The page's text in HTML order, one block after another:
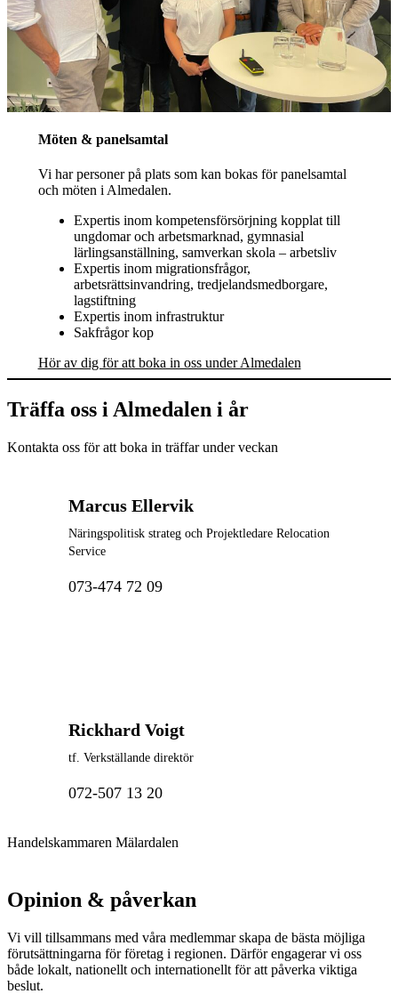
Möten & panelsamtal
Vi har personer på plats som kan bokas för panelsamtal
och möten i Almedalen.
Expertis inom kompetensförsörjning kopplat till
ungdomar och arbetsmarknad, gymnasial
lärlingsanställning, samverkan skola – arbetsliv
Expertis inom migrationsfrågor,
arbetsrättsinvandring, tredjelandsmedborgare,
lagstiftning
Expertis inom infrastruktur
Sakfrågor kop
Hör av dig för att boka in oss under Almedalen
Träffa oss i Almedalen i år
Kontakta oss för att boka in träffar under veckan
Marcus Ellervik
Näringspolitisk strateg och Projektledare Relocation
Service
073-474 72 09
Rickhard Voigt
tf. Verkställande direktör
072-507 13 20
Handelskammaren Mälardalen
Opinion & påverkan
Vi vill tillsammans med våra medlemmar skapa de bästa möjliga
förutsättningarna för företag i regionen. Därför engagerar vi oss
både lokalt, nationellt och internationellt för att påverka viktiga
beslut.